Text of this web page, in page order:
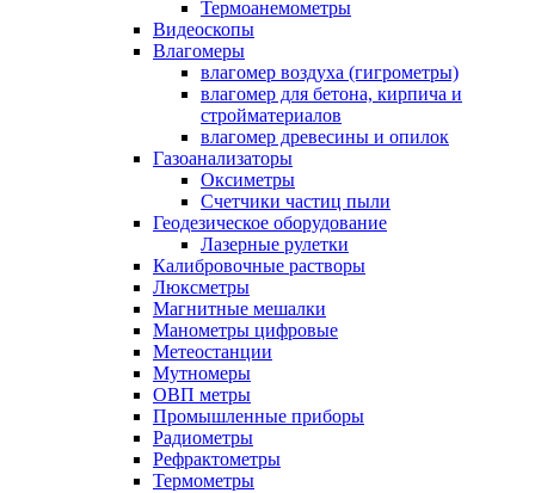
Термоанемометры
Видеоскопы
Влагомеры
влагомер воздуха (гигрометры)
влагомер для бетона, кирпича и
стройматериалов
влагомер древесины и опилок
Газоанализаторы
Оксиметры
Счетчики частиц пыли
Геодезическое оборудование
Лазерные рулетки
Калибровочные растворы
Люксметры
Магнитные мешалки
Манометры цифровые
Метеостанции
Мутномеры
ОВП метры
Промышленные приборы
Радиометры
Рефрактометры
Термометры